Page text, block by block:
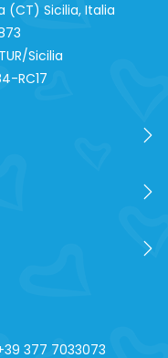
(CT) Sicilia, Italia
Sicilia
RC17
377 7033073